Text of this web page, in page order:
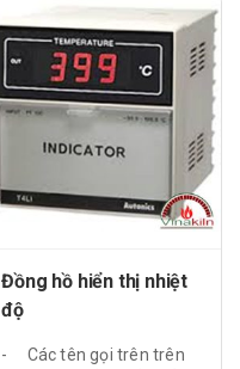
Đồng hồ hiển thị nhiệt
độ
- Các tên gọi trên trên